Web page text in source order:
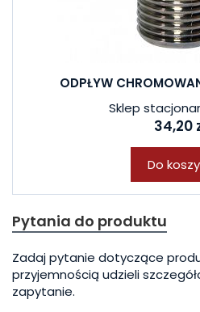
ODPŁYW
Sklep
34,20
Do
Pytania do produktu
Zadaj pytanie dotyczące
przyjemnością udzieli
zapytanie.